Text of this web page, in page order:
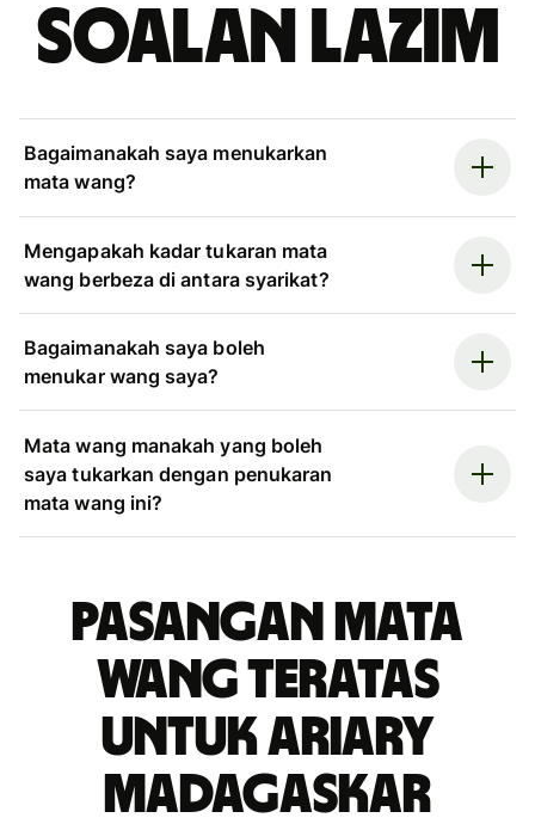
Soalan Lazim
Bagaimanakah saya menukarkan
mata wang?
Mengapakah kadar tukaran mata
wang berbeza di antara syarikat?
Bagaimanakah saya boleh
menukar wang saya?
Mata wang manakah yang boleh
saya tukarkan dengan penukaran
mata wang ini?
Pasangan mata
wang teratas
untuk ariary
Madagaskar